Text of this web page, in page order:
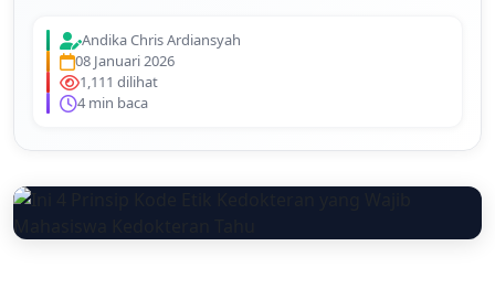
Andika Chris Ardiansyah
08 Januari 2026
1,111 dilihat
4 min baca